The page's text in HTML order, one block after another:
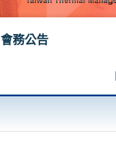
會務公告